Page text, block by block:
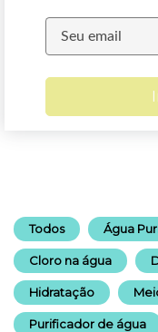
Todos Água
Cloro na água
Hidratação
Purificador de água